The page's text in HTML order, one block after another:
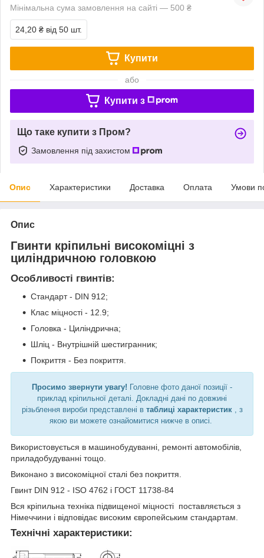
Мінімальна сума замовлення на сайті — 500 ₴
24,20 ₴ від 50 шт.
Купити
або
Купити з
Що таке купити з Пром?
Замовлення під захистом
Опис Характеристики Доставка Оплата Умови
Опис
Гвинти кріпильні високоміцні з
циліндричною головкою
Особливості гвинтів:
Стандарт - DIN 912;
Клас міцності - 12.9;
Головка - Циліндрична;
Шліц - Внутрішній шестигранник;
Покриття - Без покриття.
Просимо звернути увагу! Головне фото даної позиції -
приклад кріпильної деталі. Докладні дані по довжині
різьблення вироби представлені в таблиці характеристик , з
якою ви можете ознайомитися нижче в описі.
Використовується в машинобудуванні, ремонті автомобілів,
приладобудуванні тощо.
Виконано з високоміцної сталі без покриття.
Гвинт DIN 912 - ISO 4762 і ГОСТ 11738-84
Вся кріпильна техніка підвищеної міцності поставляється з
Німеччини і відповідає високим європейським стандартам.
Технічні характеристики: